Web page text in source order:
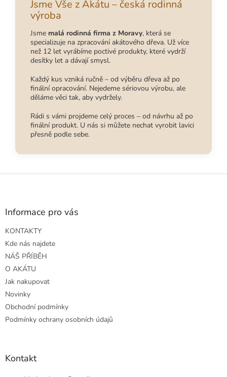
Jsme Vše z Akátu – česká rodinná
výroba
Jsme malá rodinná firma z Moravy, která se
specializuje na zpracování akátového dřeva. Už více
než 12 let vyrábíme poctivé produkty, které vydrží
desítky let a dávají smysl.
Každý kus vzniká ručně – od výběru dřeva až po
finální opracování. Nejedeme sériovou výrobu, ale
děláme věci tak, aby vydržely.
Rádi s vámi projdeme celý proces – od návrhu až po
finální produkt. U nás si můžete nechat vyrobit lavici
přesně podle sebe.
Z
Informace pro vás
KONTAKTY
Kde nás najdete
NÁŠ PŘÍBĚH
O AKÁTU
Jak nakupovat
Novinky
Obchodní podmínky
Podmínky ochrany osobních údajů
Kontakt